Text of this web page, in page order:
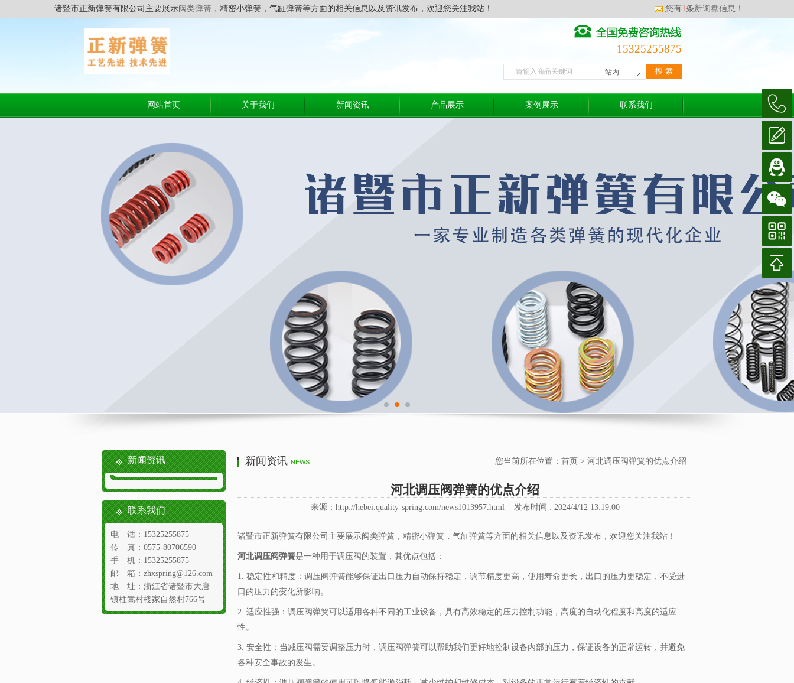
诸暨市正新弹簧有限公司主要展示阀类弹簧 ，精密小弹簧，气缸弹簧等方面的相关信息以及资讯发布，欢迎您关注我站！ 您有1条新询盘信息！
15325255875
网站首页 关于我们 新闻资讯 产品展示 案例展示 联系我们
新闻资讯
联系我们
电 话：15325255875
传 真：0575-80706590
手 机：15325255875
邮 箱：zhxspring@126.com
地 址：浙江省诸暨市大唐
镇柱嵩村楼家自然村766号
新闻资讯 NEWS 您当前所在位置： 首页 > 河北调压阀弹簧的优点介绍
河北调压阀弹簧的优点介绍
来源：http://hebei.quality-spring.com/news1013957.html 发布时间 : 2024/4/12 13:19:00
诸暨市正新弹簧有限公司主要展示阀类弹簧 ，精密小弹簧，气缸弹簧等方面的相关信息以及资讯发布，欢迎您关注我站！
河北调压阀弹簧是一种用于调压阀的装置，其优点包括：
1. 稳定性和精度：调压阀弹簧能够保证出口压力自动保持稳定，调节精度更高，使用寿命更长，出口的压力更稳定，不受进
口的压力的变化所影响。
2. 适应性强：调压阀弹簧可以适用各种不同的工业设备，具有高效稳定的压力控制功能，高度的自动化程度和高度的适应
性。
3. 安全性：当减压阀需要调整压力时，调压阀弹簧可以帮助我们更好地控制设备内部的压力，保证设备的正常运转，并避免
各种安全事故的发生。